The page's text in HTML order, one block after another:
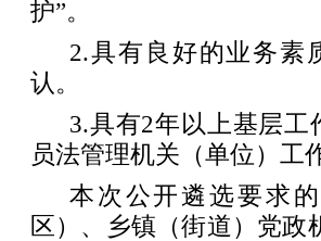
护”。
2.具有良好的业务素
认。
3.具有2年以上基层
员法管理机关（单位）工
本次公开遴选要求
区）、乡镇（街道）党政